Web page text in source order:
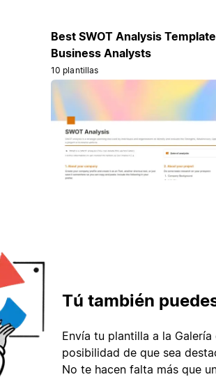
Best SWOT Analysis
Business Analysts
10 plantillas
Tú también
Envía tu plantilla a la
posibilidad de que sea
No te hacen falta más que